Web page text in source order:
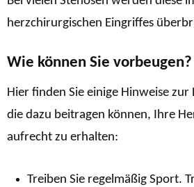
herzchirurgischen Eingriffes
Wie können Sie vorbeugen?
Hier finden Sie einige Hinweise zur
die dazu beitragen können, Ihre
aufrecht zu erhalten:
Treiben Sie regelmäßig Sport.